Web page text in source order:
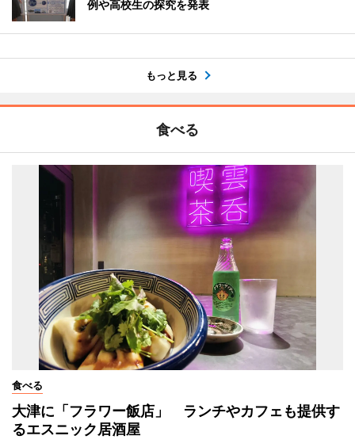
例や高校生の探究を発表
もっと見る
食べる
食べる
大津に「フラワー飯店」 ランチやカフェも提供す
るエスニック居酒屋